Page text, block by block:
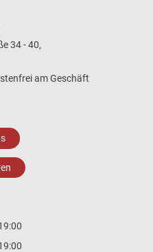
34 - 40,
am Geschäft